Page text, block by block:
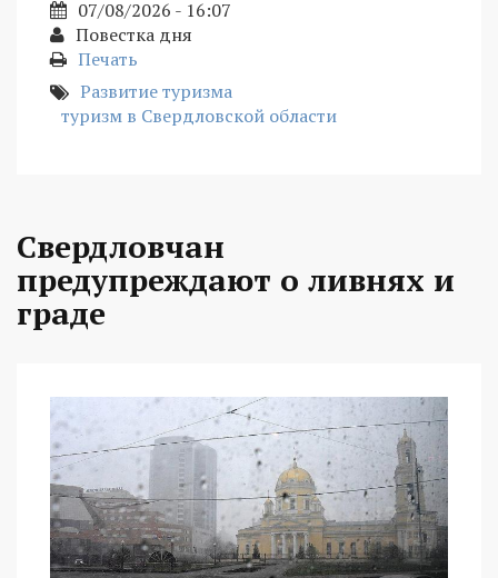
07/08/2026 - 16:07
Повестка дня
Печать
Развитие туризма
туризм в Свердловской области
Свердловчан
предупреждают о ливнях и
граде